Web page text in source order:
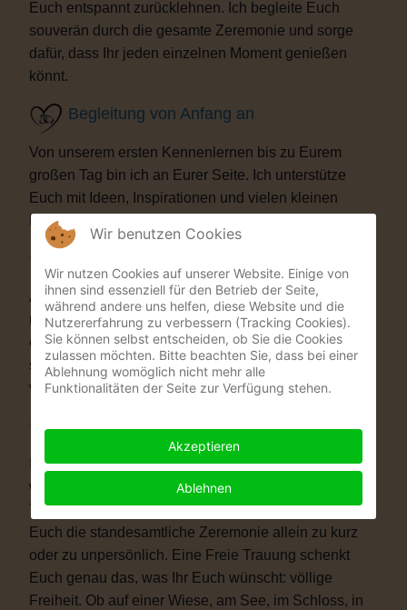
Euch entspannt zurücklehnen. Ich begleite Euch
souverän durch die gesamte Zeremonie und sorge
dafür, dass Ihr jeden einzelnen Moment genießen
könnt.
Begleitung von Anfang an
Von unserem ersten Kennenlernen bis zu Eurem
großen Tag bin ich an Eurer Seite. Ich unterstütze
Euch mit Ideen, Inspirationen und vielen kleinen
Details, die Eure Trauung besonders machen.
Auf Wunsch bereichere ich Eure Zeremonie mit
musikalischen oder künstlerischen Elementen. Als
ehemaliger Musicaldarsteller und Sänger entstehen
so Momente, die Eure Gäste garantiert nicht
vergessen werden.
Warum eine Freie Trauung?
Immer mehr Paare wünschen sich eine Hochzeit, die
wirklich zu ihnen passt. Vielleicht ist eine kirchliche
Trauung nicht das Richtige für Euch. Vielleicht ist
Euch die standesamtliche Zeremonie allein zu kurz
oder zu unpersönlich. Eine Freie Trauung schenkt
Euch genau das, was Ihr Euch wünscht: völlige
Freiheit. Ob auf einer Wiese, am See, im Schloss, in
Wir benutzen Cookies
Wir nutzen Cookies auf unserer Website. Einige von
ihnen sind essenziell für den Betrieb der Seite,
während andere uns helfen, diese Website und die
Nutzererfahrung zu verbessern (Tracking Cookies).
Sie können selbst entscheiden, ob Sie die Cookies
zulassen möchten. Bitte beachten Sie, dass bei einer
Ablehnung womöglich nicht mehr alle
Funktionalitäten der Seite zur Verfügung stehen.
Akzeptieren
Ablehnen